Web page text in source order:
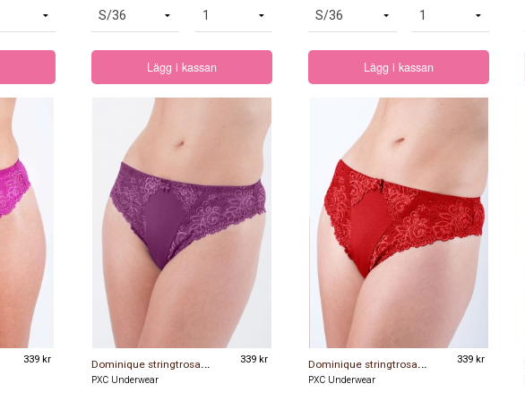
Lägg i kassan Lägg i kassan
339 kr D
ominique stringtrosa lila 339 kr
PXC Underwear
D
ominique stringtrosa röd 339 kr
PXC Underwear